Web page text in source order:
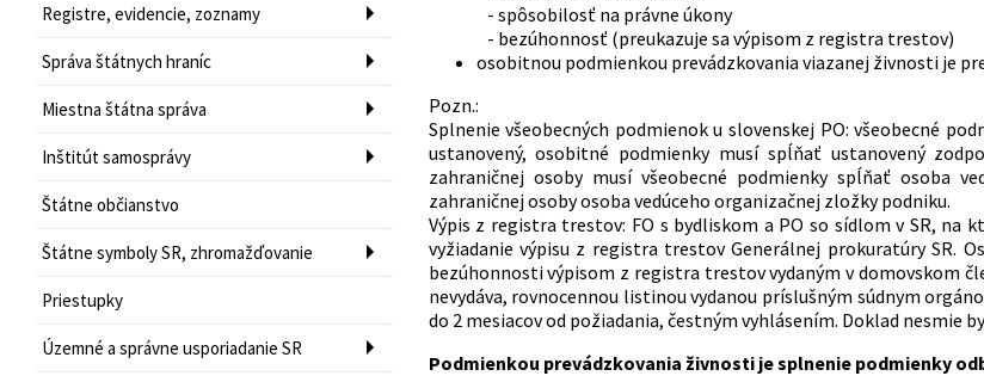
Registre, evidencie, zoznamy
Správa štátnych hraníc
Miestna štátna správa
Inštitút samosprávy
Štátne občianstvo
Štátne symboly SR, zhromažďovanie
Priestupky
Územné a správne usporiadanie SR
- spôsobilosť na právne úkony
- bezúhonnosť (preukazuje sa výpisom z registra trestov)
osobitnou podmienkou prevádzkovania viazanej živnosti je
Pozn.:
Splnenie všeobecných podmienok u slovenskej PO: všeobecné
ustanovený, osobitné podmienky musí spĺňať ustanovený
zahraničnej osoby musí všeobecné podmienky spĺňať osoba
zahraničnej osoby osoba vedúceho organizačnej zložky podniku.
Výpis z registra trestov: FO s bydliskom a PO so sídlom v SR,
vyžiadanie výpisu z registra trestov Generálnej prokuratúry SR.
bezúhonnosti výpisom z registra trestov vydaným v domovskom
nevydáva, rovnocennou listinou vydanou príslušným súdnym
do 2 mesiacov od požiadania, čestným vyhlásením. Doklad nesmie
Podmienkou prevádzkovania živnosti je splnenie podmienky